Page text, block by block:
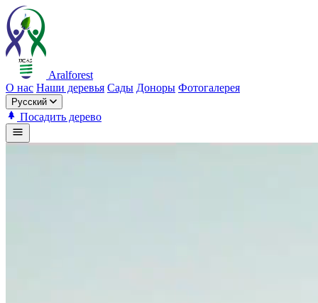
Aralforest
О нас Наши деревья Сады Доноры Фотогалерея
Русский
Посадить дерево